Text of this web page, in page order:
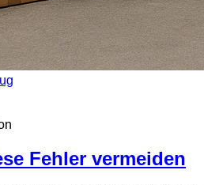
Fehler vermeiden